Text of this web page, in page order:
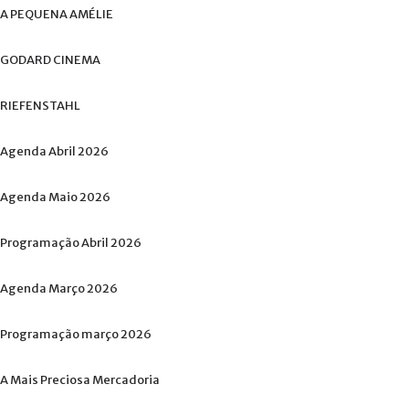
APEQUENAAMÉLIE
GODARDCINEMA
RIEFENSTAHL
AgendaAbril2026
Agenda Maio2026
ProgramaçãoAbril2026
Agenda Março2026
Programaçãomarço2026
AMais Preciosa Mercadoria